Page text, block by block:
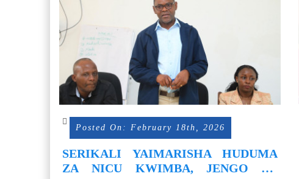
Posted On: February 18th, 2026
SERIKALI YAIMARISHA HUDUMA
ZA NICU KWIMBA, JENGO LA